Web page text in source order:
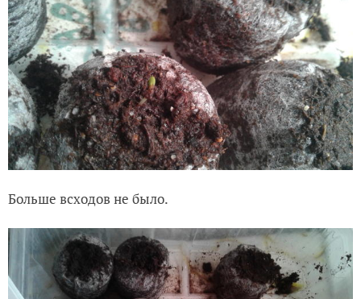
Больше всходов не было.